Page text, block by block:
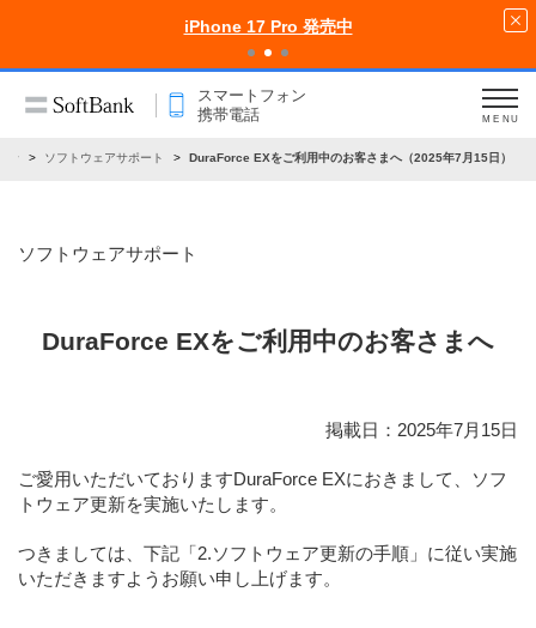
iPhone 17 Pro 発売中
スマートフォン
携帯電話
MENU
せ ソフトウェアサポート DuraForce EXをご利用中のお客さまへ（2025年7月15日）
ソフトウェアサポート
DuraForce EXをご利用中のお客さまへ
掲載日：2025年7月15日
ご愛用いただいておりますDuraForce EXにおきまして、ソフ
トウェア更新を実施いたします。
つきましては、下記 「2.ソフトウェア更新の手順」 に従い実施
いただきますようお願い申し上げます。